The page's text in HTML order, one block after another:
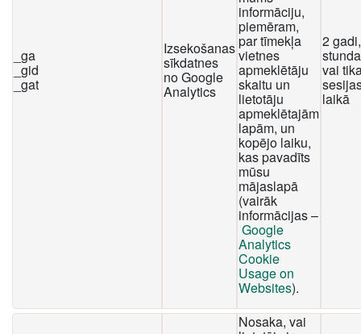
_ga
_gid
_gat
Izsekošanas
sīkdatnes
no Google
Analytics
informāciju,
piemēram,
par tīmekļa
vietnes
apmeklētāju
skaitu un
lietotāju
apmeklētajām
lapām, un
kopējo laiku,
kas pavadīts
mūsu
mājaslapā
(vairāk
informācijas –
Google
Analytics
Cookie
Usage on
Websites).
2
vai
laikā
Nosaka, vai